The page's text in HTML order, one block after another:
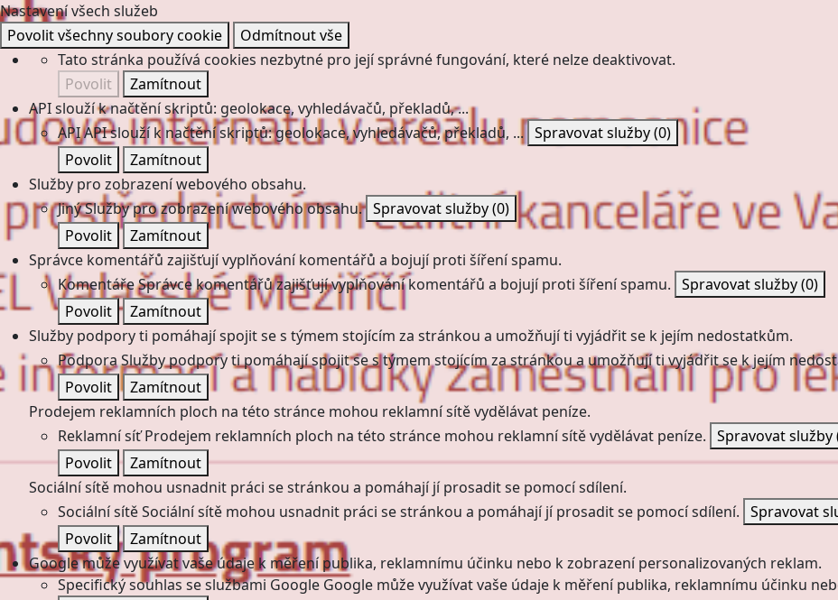
Nastavení všech služeb
Povolit všechny soubory cookie
Odmítnout vše
Tato stránka používá cookies nezbytné pro její správné fungování, které nelze deaktivovat.
Povolit
Zamítnout
API slouží k načtění skriptů: geolokace, vyhledávačů, překladů, ...
APIAPI slouží k načtění skriptů: geolokace, vyhledávačů, překladů, ... Spravovat služby(0)
Povolit
Zamítnout
Služby pro zobrazení webového obsahu.
JinýSlužby pro zobrazení webového obsahu. Spravovat služby(0)
Povolit
Zamítnout
Správce komentářů zajišťují vyplňování komentářů a bojují proti šíření spamu.
KomentářeSprávce komentářů zajišťují vyplňování komentářů a bojují proti šíření spamu. Spravovat služby(0)
Povolit
Zamítnout
Služby podpory ti pomáhají spojit se s týmem stojícím za stránkou a umožňují ti vyjádřit se k jejím nedostatkům.
PodporaSlužby podpory ti pomáhají spojit se s týmem stojícím za stránkou a umožňují ti vyjádřit se k jejím
Povolit
Zamítnout
Prodejem reklamních ploch na této stránce mohou reklamní sítě vydělávat peníze.
Reklamní síť Prodejem reklamních ploch na této stránce mohou reklamní sítě vydělávat peníze. Spravovat služby
Povolit
Zamítnout
Sociální sítě mohou usnadnit práci se stránkou a pomáhají jí prosadit se pomocí sdílení.
Sociální sítěSociální sítě mohou usnadnit práci se stránkou a pomáhají jí prosadit se pomocí sdílení. Spravovat
Povolit
Zamítnout
Google může využívat vaše údaje k měření publika, reklamnímu účinku nebo k zobrazení personalizovaných reklam.
Specifický souhlas se službami Google Google může využívat vaše údaje k měření publika, reklamnímu účinku